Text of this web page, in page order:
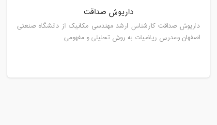
داریوش صداقت
داریوش صداقت کارشناس ارشد مهندسی مکانیک از دانشگاه صنعتی
اصفهان ومدرس ریاضیات به روش تحلیلی و مفهومی...